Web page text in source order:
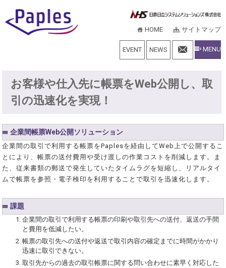
HOME サイトマップ
MENU
NEWS
EVENT
お客様や仕入先に帳票をWeb公開し、取
引の迅速化を実現！
企業間帳票Web公開ソリューション
企業間の取引で利用する帳票をPaplesを経由してWeb上で公開するこ
とにより、帳票の送付費用や受け渡しの作業コストを削減します。ま
た、従来書類の郵送で発生していたタイムラグを短縮し、リアルタイ
ムで帳票を参照・電子検印を利用することで取引を迅速化します。
課題
企業間の取引で利用する帳票の印刷や取引先への送付、返送の手間
と費用を低減したい。
帳票の取引先への送付や返送で取引内容の確定までに時間がかかり
迅速に取引できない。
取引先からの過去の取引帳票に関する問い合わせに素早く対応した